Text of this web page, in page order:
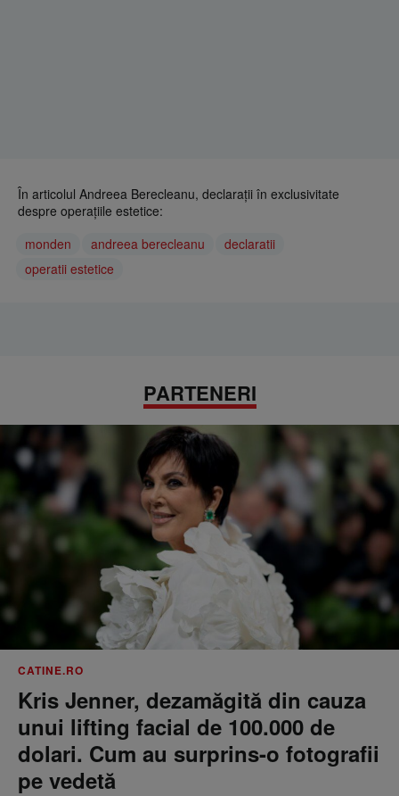
În articolul Andreea Berecleanu, declarații în exclusivitate
despre operaţiile estetice:
monden
andreea berecleanu
declaratii
operatii estetice
PARTENERI
CATINE.RO
Kris Jenner, dezamăgită din cauza
unui lifting facial de 100.000 de
dolari. Cum au surprins-o fotografii
pe vedetă